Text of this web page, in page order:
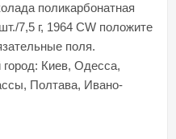
поликарбонатная
7,5 г, 1964 CW положите
поля.
Киев, Одесса,
Полтава, Ивано-